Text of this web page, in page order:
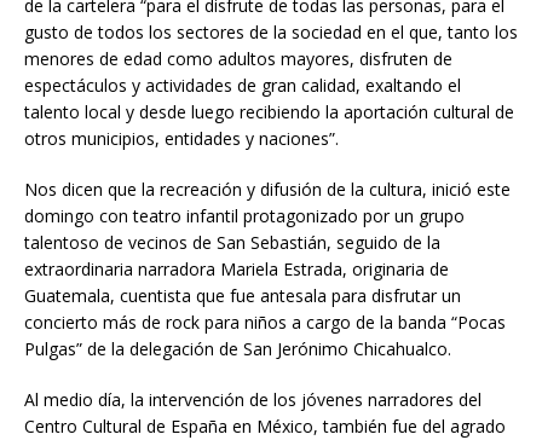
de la cartelera “para el disfrute de todas las personas, para el
gusto de todos los sectores de la sociedad en el que, tanto los
menores de edad como adultos mayores, disfruten de
espectáculos y actividades de gran calidad, exaltando el
talento local y desde luego recibiendo la aportación cultural de
otros municipios, entidades y naciones”.
Nos dicen que la recreación y difusión de la cultura, inició este
domingo con teatro infantil protagonizado por un grupo
talentoso de vecinos de San Sebastián, seguido de la
extraordinaria narradora Mariela Estrada, originaria de
Guatemala, cuentista que fue antesala para disfrutar un
concierto más de rock para niños a cargo de la banda “Pocas
Pulgas” de la delegación de San Jerónimo Chicahualco.
Al medio día, la intervención de los jóvenes narradores del
Centro Cultural de España en México, también fue del agrado